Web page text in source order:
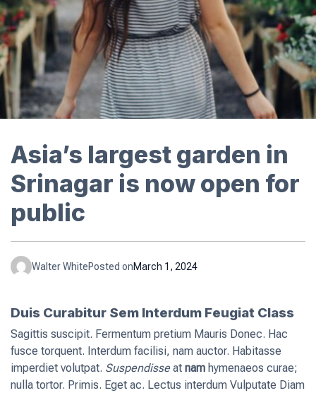
Asia’s largest garden in
Srinagar is now open for
public
Walter WhitePosted onMarch 1, 2024
Duis Curabitur Sem Interdum Feugiat Class
Sagittis suscipit. Fermentum pretium Mauris Donec. Hac
fusce torquent. Interdum facilisi, nam auctor. Habitasse
imperdiet volutpat. Suspendisseat nam hymenaeos curae;
nulla tortor. Primis. Eget ac. Lectus interdum Vulputate Diam